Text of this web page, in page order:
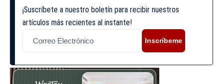
¡Suscríbete a nuestro boletín para recibir nuestros
artículos más recientes al instante!
Inscríbeme